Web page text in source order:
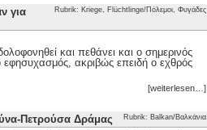
Rubrik: Kriege, Flüchtlinge/Πόλεμοι, Φυγάδες
για
και πεθάνει και ο σημερινός
εφησυχασμός, ακριβώς επειδή ο εχθρός
[weiterlesen…]
Rubrik: Balkan/Βαλκάνια
Πετρούσα Δράμας